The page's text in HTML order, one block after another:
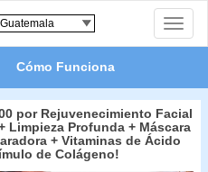
Toggle
Cómo Funciona
por Rejuvenecimiento Facial
Limpieza Profunda + Máscara
+ Vitaminas de Ácido
de Colágeno!